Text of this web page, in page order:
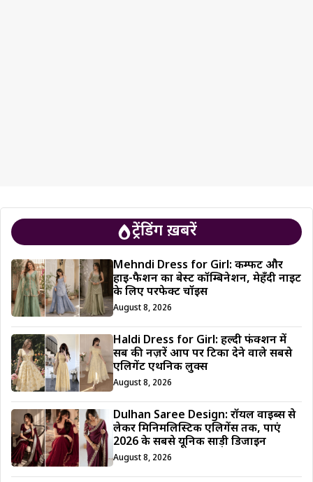
ट्रेंडिंग ख़बरें
Mehndi Dress for Girl: कम्फर्ट और
हाई-फैशन का बेस्ट कॉम्बिनेशन, मेहँदी नाइट
के लिए परफेक्ट चॉइस
August 8, 2026
Haldi Dress for Girl: हल्दी फंक्शन में
सब की नज़रें आप पर टिका देने वाले सबसे
एलिगेंट एथनिक लुक्स
August 8, 2026
Dulhan Saree Design: रॉयल वाइब्स से
लेकर मिनिमलिस्टिक एलिगेंस तक, पाएं
2026 के सबसे यूनिक साड़ी डिजाईन
August 8, 2026